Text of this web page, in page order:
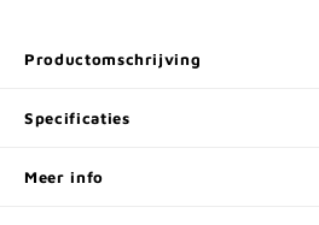
Productomschrijving
Specificaties
Meer info